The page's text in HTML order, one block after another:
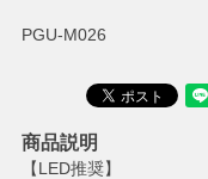
PGU-M026
商品説明
【LED推奨】